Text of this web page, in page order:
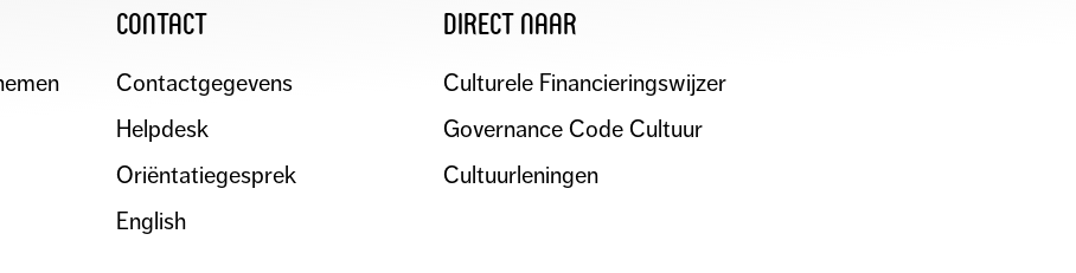
contact
Contactgegevens
Helpdesk
Oriëntatiegesprek
English
direct naar
Culturele Financieringswijzer
Governance Code Cultuur
Cultuurleningen